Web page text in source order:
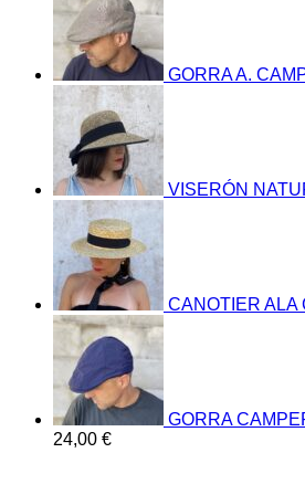
GORRA A.
VISERÓN
CANOTIER ALA
GORRA
24,00 €